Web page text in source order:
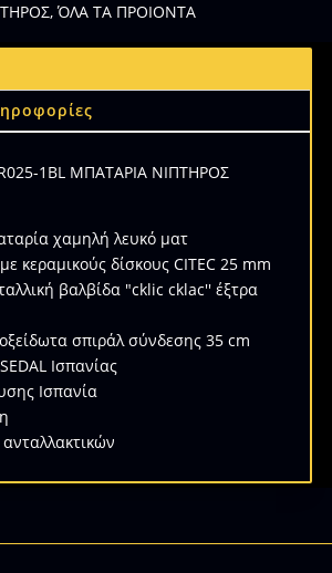
,ΌΛΑ ΤΑ ΠΡΟΙΟΝΤΑ
1BL ΜΠΑΤΑΡΙΑ ΝΙΠΤΗΡΟΣ
χαμηλή λευκό ματ
κεραμικούς δίσκους CITEC 25 mm
βαλβίδα "cklic cklac'' έξτρα
σπιράλ σύνδεσης 35 cm
Ισπανίας
Ισπανία